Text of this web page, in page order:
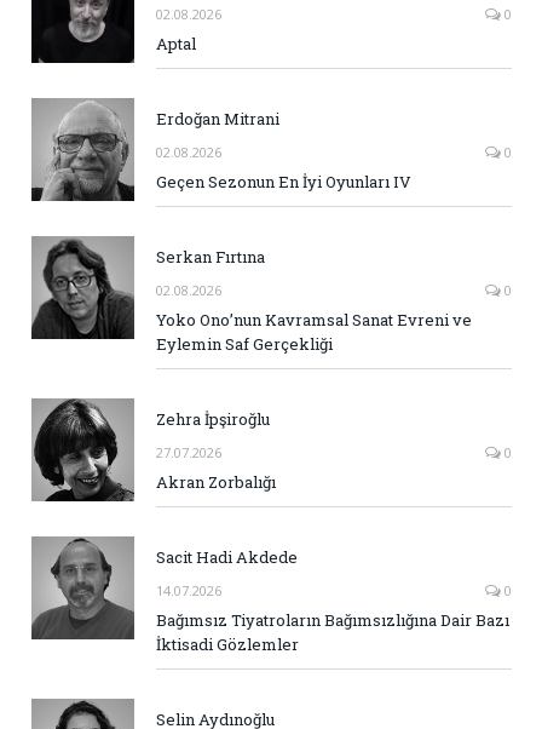
02.08.2026 0
Aptal
Erdoğan Mitrani
02.08.2026 0
Geçen Sezonun En İyi Oyunları IV
Serkan Fırtına
02.08.2026 0
Yoko Ono’nun Kavramsal Sanat Evreni ve
Eylemin Saf Gerçekliği
Zehra İpşiroğlu
27.07.2026 0
Akran Zorbalığı
Sacit Hadi Akdede
14.07.2026 0
Bağımsız Tiyatroların Bağımsızlığına Dair Bazı
İktisadi Gözlemler
Selin Aydınoğlu